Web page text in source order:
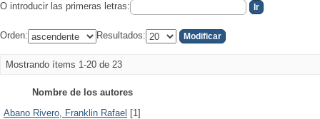
O introducir las primeras letras:
Orden: Resultados:
Mostrando ítems 1-20 de 23
Nombre de los autores
Abano Rivero, Franklin Rafael [1]